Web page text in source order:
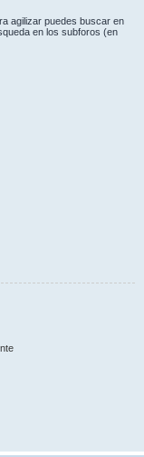
agilizar puedes buscar en
en los subforos (en